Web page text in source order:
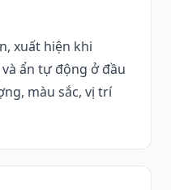
xuất hiện khi
ẩn tự động ở đầu
màu sắc, vị trí